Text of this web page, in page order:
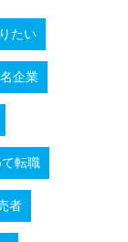
たい
企業
転職
者